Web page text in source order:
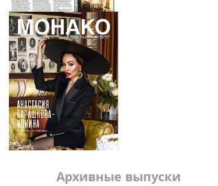
Архивные выпуски